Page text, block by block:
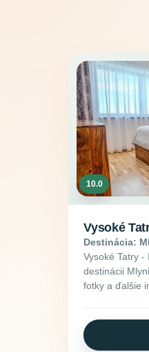
10.0
Vysoké
Destinácia:
Vysoké Tatry
destinácii
fotky a ďalšie